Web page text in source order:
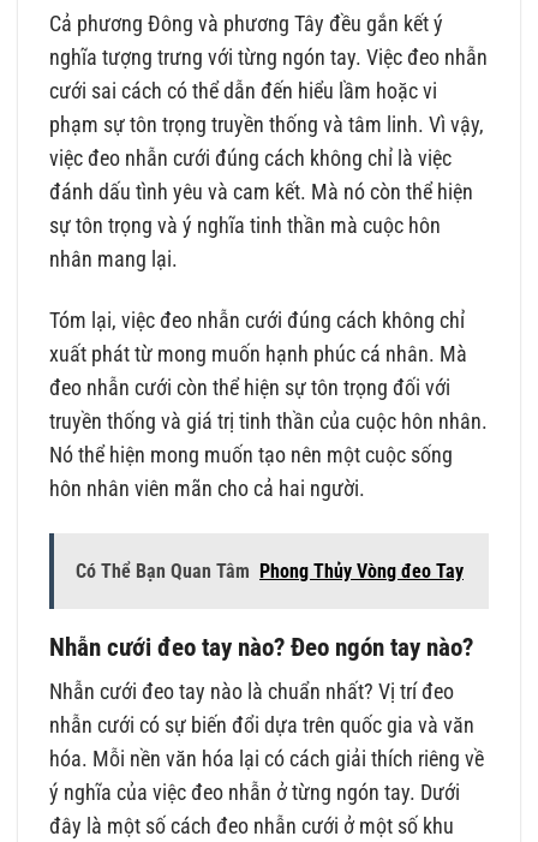
Cả phương Đông và phương Tây đều gắn kết ý
nghĩa tượng trưng với từng ngón tay. Việc đeo nhẫn
cưới sai cách có thể dẫn đến hiểu lầm hoặc vi
phạm sự tôn trọng truyền thống và tâm linh. Vì vậy,
việc đeo nhẫn cưới đúng cách không chỉ là việc
đánh dấu tình yêu và cam kết. Mà nó còn thể hiện
sự tôn trọng và ý nghĩa tinh thần mà cuộc hôn
nhân mang lại.
Tóm lại, việc đeo nhẫn cưới đúng cách không chỉ
xuất phát từ mong muốn hạnh phúc cá nhân. Mà
đeo nhẫn cưới còn thể hiện sự tôn trọng đối với
truyền thống và giá trị tinh thần của cuộc hôn nhân.
Nó thể hiện mong muốn tạo nên một cuộc sống
hôn nhân viên mãn cho cả hai người.
Có Thể Bạn Quan Tâm Phong Thủy Vòng đeo Tay
Nhẫn cưới đeo tay nào? Đeo ngón tay nào?
Nhẫn cưới đeo tay nào là chuẩn nhất? Vị trí đeo
nhẫn cưới có sự biến đổi dựa trên quốc gia và văn
hóa. Mỗi nền văn hóa lại có cách giải thích riêng về
ý nghĩa của việc đeo nhẫn ở từng ngón tay. Dưới
đây là một số cách đeo nhẫn cưới ở một số khu